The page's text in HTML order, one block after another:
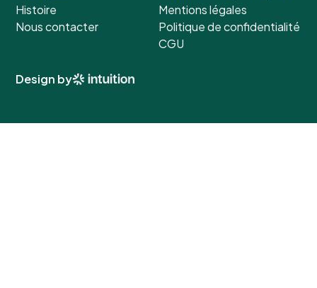
Histoire
Nous contacter
Mentions légales
Politique de confidentialité
CGU
Design by